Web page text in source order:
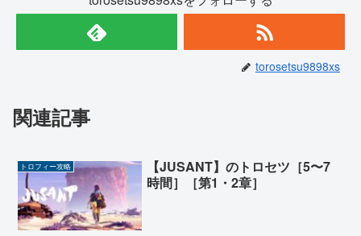
torosetsu9898xs
関連記事
トロフィー攻略
【JUSANT】のトロセツ［5〜7
時間］［第1・2章］